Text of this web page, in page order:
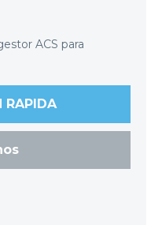
ACS para
RAPIDA